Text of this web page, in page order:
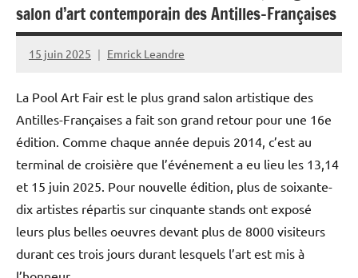
salon d’art contemporain des Antilles-Françaises
15 juin 2025 Emrick Leandre
La Pool Art Fair est le plus grand salon artistique des
Antilles-Françaises a fait son grand retour pour une 16e
édition. Comme chaque année depuis 2014, c’est au
terminal de croisière que l’événement a eu lieu les 13,14
et 15 juin 2025. Pour nouvelle édition, plus de soixante-
dix artistes répartis sur cinquante stands ont exposé
leurs plus belles oeuvres devant plus de 8000 visiteurs
durant ces trois jours durant lesquels l’art est mis à